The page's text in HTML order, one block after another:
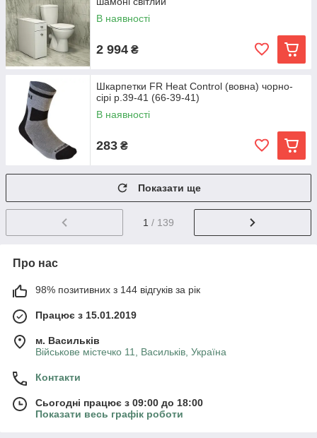
В наявності
2 994 ₴
Шкарпетки FR Heat Control (вовна) чорно-
сірі р.39-41 (66-39-41)
В наявності
283 ₴
Показати ще
1 / 139
Про нас
98% позитивних з 144 відгуків за рік
Працює з 15.01.2019
м. Васильків
Військове містечко 11, Васильків, Україна
Контакти
Сьогодні працює з 09:00 до 18:00
Показати весь графік роботи